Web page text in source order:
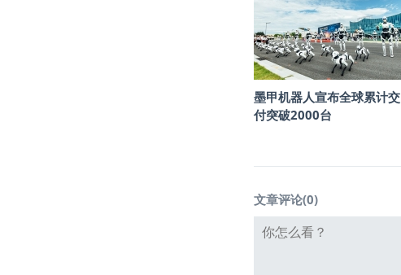
墨甲机器人宣布全球累计交
付突破2000台
文章评论(0)